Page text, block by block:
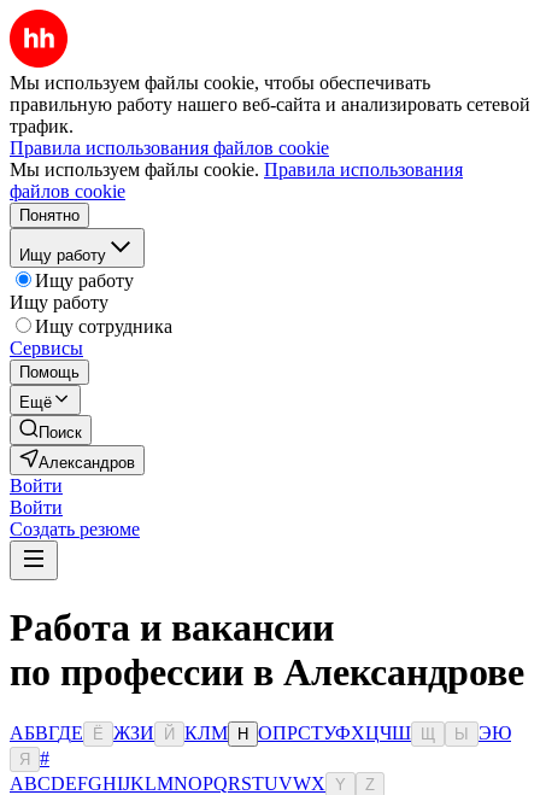
Мы используем файлы cookie, чтобы обеспечивать
правильную работу нашего веб-сайта и анализировать сетевой
трафик.
Правила использования файлов cookie
Мы используем файлы cookie. Правила использования
файлов cookie
Понятно
Ищу работу
Ищу работу
Ищу работу
Ищу сотрудника
Сервисы
Помощь
Ещё
Поиск
Александров
Войти
Войти
Создать резюме
Работа и вакансии
по профессии в Александрове
АБВГДЕ Ё ЖЗИ Й КЛМ Н ОПРСТУФХЦЧШ Ы ЭЮ
Я
#
ABCDEFGHIJKLMNOPQRSTUVWX Y Z